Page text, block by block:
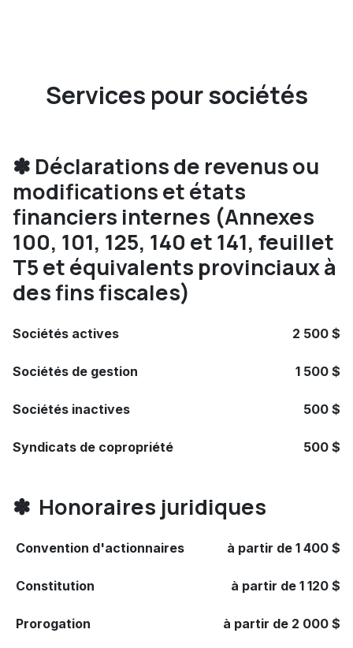
Services pour sociétés
✽ Déclarations de revenus ou
modifications et états
financiers internes (Annexes
100, 101, 125, 140 et 141, feuillet
T5 et équivalents provinciaux à
des fins fiscales)
Sociétés actives 2 500 $
Sociétés de gestion 1 500 $
Sociétés inactives 500 $
Syndicats de copropriété 500 $
✽ Honoraires juridiques
Convention d'actionnaires à partir de 1 400 $
Constitution à partir de 1 120 $
Prorogation à partir de 2 000 $